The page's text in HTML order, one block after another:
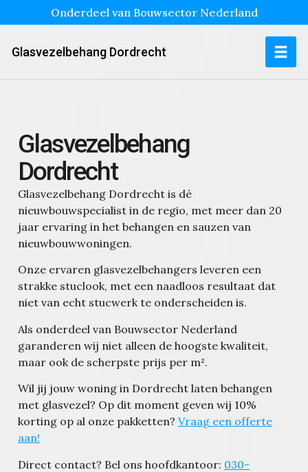
Onderdeel van Bouwsector Nederland
Glasvezelbehang Dordrecht
Glasvezelbehang
Dordrecht
Glasvezelbehang Dordrecht is dé
nieuwbouwspecialist in de regio, met meer dan 20
jaar ervaring in het behangen en sauzen van
nieuwbouwwoningen.
Onze ervaren glasvezelbehangers leveren een
strakke stuclook, met een naadloos resultaat dat
niet van echt stucwerk te onderscheiden is.
Als onderdeel van Bouwsector Nederland
garanderen wij niet alleen de hoogste kwaliteit,
maar ook de scherpste prijs per m².
Wil jij jouw woning in Dordrecht laten behangen
met glasvezel? Op dit moment geven wij 10%
korting op al onze pakketten? Vraag een offerte
aan!
Direct contact? Bel ons hoofdkantoor: 030-